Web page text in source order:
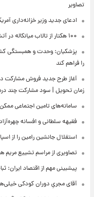
تصاویر
ادعای جدید وزیر خزانه‌داری
۱۰۰ هکتار از تالاب میانکاله در آتش عمدی خاکستر شد + تصاویر
پزشکیان: وحدت و همبستگی
را فراهم کند
آغاز طرح جدید فروش مشارکت
زمان تحویل | سود مشارکت چند
سامانه‌های تامین اجتماعی
فقیهه سلطانی و افسانه
استقلال جانشین رامین را از
تصاویری از مراسم تشییع مریم
پیشبینی مهم از اقتصاد ایران:
آقای مجریِ دوران کودکی